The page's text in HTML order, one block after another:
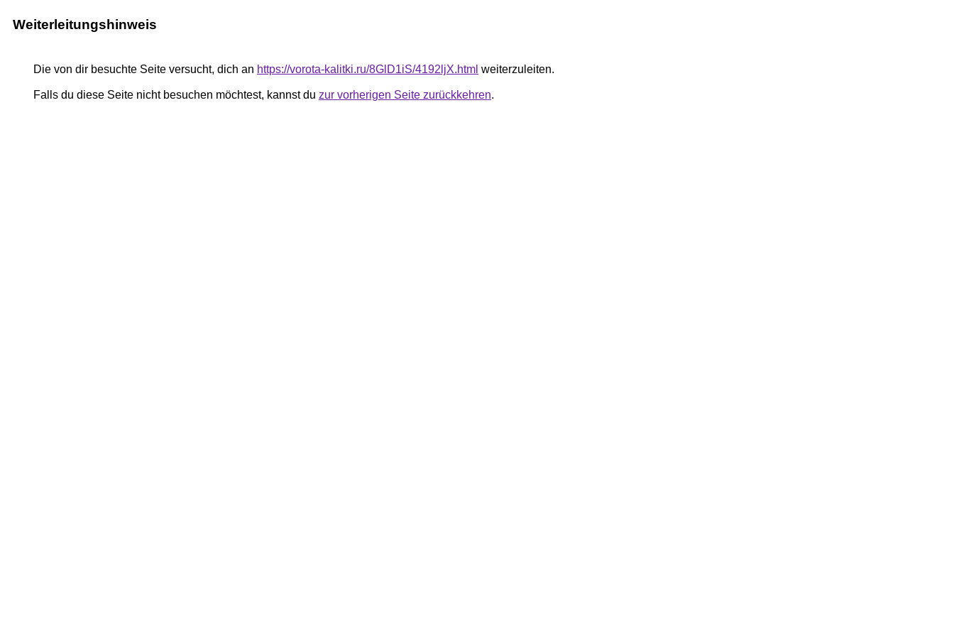
Weiterleitungshinweis
Die von dir besuchte Seite versucht, dich an https://vorota-kalitki.ru/8GlD1iS/4192ljX.html weiterzuleiten.
Falls du diese Seite nicht besuchen möchtest, kannst du zur vorherigen Seite zurückkehren.